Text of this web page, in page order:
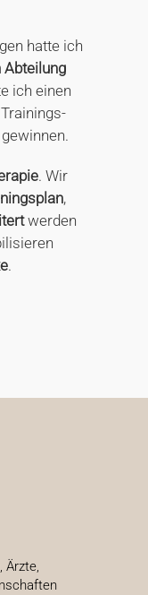
hatte ich
Abteilung
ich einen
. Wir
,
werden
.
Ärzte,